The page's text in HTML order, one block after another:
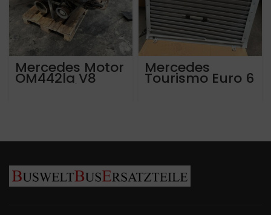
Mercedes Motor
OM442la V8
Euro 2 mit 381
Mercedes
Tourismo Euro 6